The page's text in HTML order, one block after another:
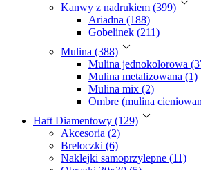
Kanwy z nadrukiem (399)
Ariadna (188)
Gobelinek (211)
Mulina (388)
Mulina jednokolorowa
Mulina metalizowana (1)
Mulina mix (2)
Ombre (mulina
Haft Diamentowy (129)
Akcesoria (2)
Breloczki (6)
Naklejki samoprzylepne (11)